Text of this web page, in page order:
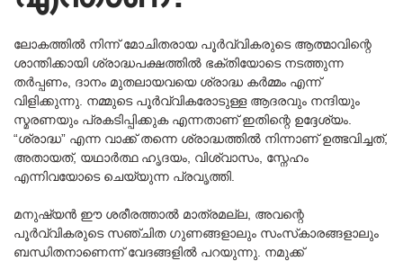
ലോകത്തിൽ നിന്ന് മോചിതരായ പൂർവ്വികരുടെ ആത്മാവിന്റെ
ശാന്തിക്കായി ശ്രാദ്ധപക്ഷത്തിൽ ഭക്തിയോടെ നടത്തുന്ന
തർപ്പണം, ദാനം മുതലായവയെ ശ്രാദ്ധ കർമ്മം എന്ന്
വിളിക്കുന്നു. നമ്മുടെ പൂർവ്വികരോടുള്ള ആദരവും നന്ദിയും
സ്മരണയും പ്രകടിപ്പിക്കുക എന്നതാണ് ഇതിന്റെ ഉദ്ദേശ്യം.
“ശ്രാദ്ധ” എന്ന വാക്ക് തന്നെ ശ്രാദ്ധത്തിൽ നിന്നാണ് ഉത്ഭവിച്ചത്,
അതായത്, യഥാർത്ഥ ഹൃദയം, വിശ്വാസം, സ്നേഹം
എന്നിവയോടെ ചെയ്യുന്ന പ്രവൃത്തി.
മനുഷ്യൻ ഈ ശരീരത്താൽ മാത്രമല്ല, അവന്റെ
പൂർവ്വികരുടെ സഞ്ചിത ഗുണങ്ങളാലും സംസ്‌കാരങ്ങളാലും
ബന്ധിതനാണെന്ന് വേദങ്ങളിൽ പറയുന്നു. നമുക്ക്